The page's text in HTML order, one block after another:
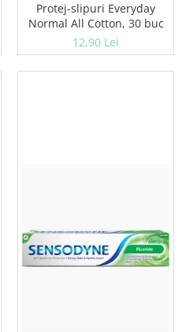
Protej-slipuri Everyday
Normal All Cotton, 30 buc
12,90 Lei